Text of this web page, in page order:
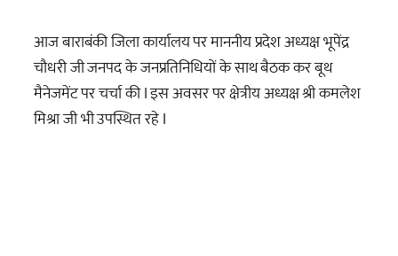
आज बाराबंकी जिला कार्यालय पर माननीय प्रदेश अध्यक्ष भूपेंद्र
चौधरी जी जनपद के जनप्रतिनिधियों के साथ बैठक कर बूथ
मैनेजमेंट पर चर्चा की I इस अवसर पर क्षेत्रीय अध्यक्ष श्री कमलेश
मिश्रा जी भी उपस्थित रहे I